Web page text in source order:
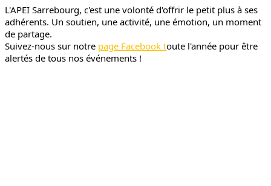
L'APEI Sarrebourg, c'est une volonté d'offrir le petit plus à ses
adhérents. Un soutien, une activité, une émotion, un moment
de partage.
Suivez-nous sur notre page Facebook toute l'année pour être
alertés de tous nos événements !